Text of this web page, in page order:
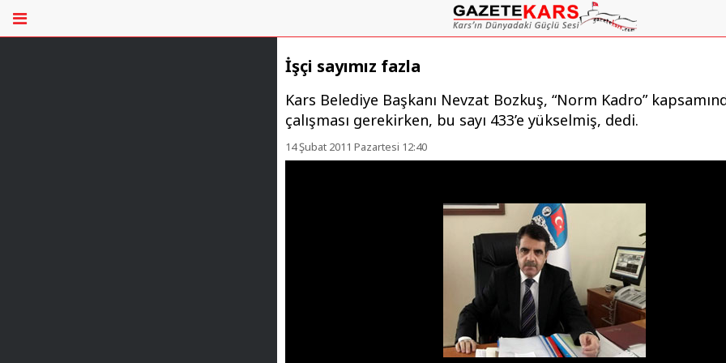
İşçi sayımız fazla
Kars Belediye Başkanı Nevzat Bozkuş, “Norm Kadro”
çalışması gerekirken, bu sayı 433’e yükselmiş, dedi.
14 Şubat 2011 Pazartesi 12:40